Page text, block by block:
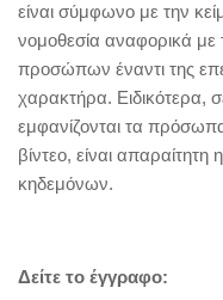
είναι σύμφωνο με την
νομοθεσία αναφορικά
προσώπων έναντι της
χαρακτήρα. Ειδικότερα,
εμφανίζονται τα
βίντεο, είναι
κηδεμόνων.
Δείτε το έγγραφο: